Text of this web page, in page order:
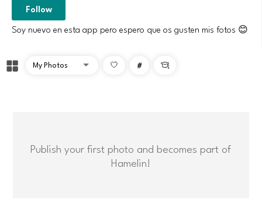
Follow
Soy nuevo en esta app pero espero que os gusten mis fotos 😊
# 
Publish your first photo and becomes part of
Hamelin!